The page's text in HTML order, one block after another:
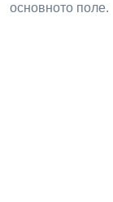
основното поле.